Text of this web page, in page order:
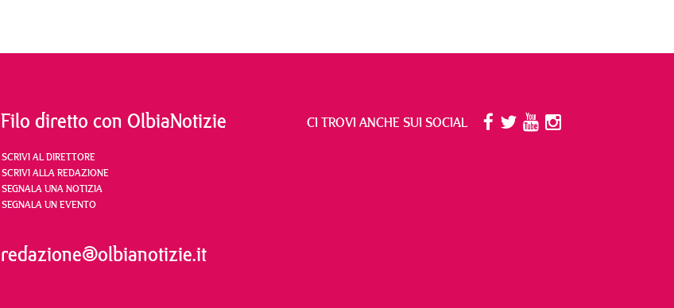
Filo diretto con OlbiaNotizie
SCRIVI AL DIRETTORE
SCRIVI ALLA REDAZIONE
SEGNALA UNA NOTIZIA
SEGNALA UN EVENTO
redazione@olbianotizie.it
CI TROVI ANCHE SUI SOCIAL